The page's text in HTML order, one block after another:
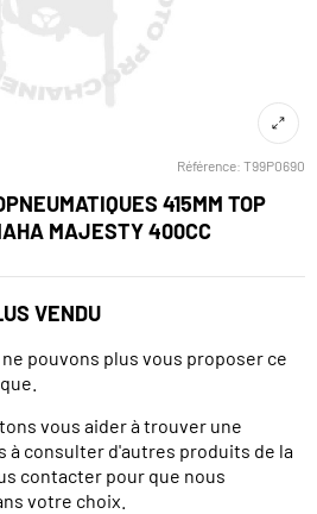
Référence: T99P0690
415MM TOP
MAJESTY 400CC
VENDU
pouvons plus vous proposer ce
vous aider à trouver une
à consulter d'autres produits de la
contacter pour que nous
votre choix.